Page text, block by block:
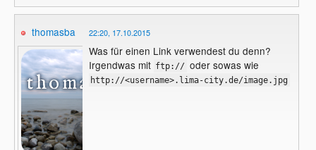
thomasba 22:20, 17.10.2015
Was für einen Link verwendest du denn?
Irgendwas mit ftp:// oder sowas wie
http://<username>.lima-city.de/image.jpg